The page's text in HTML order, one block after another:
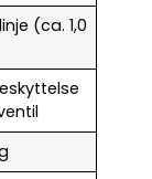
(ca. 1,0